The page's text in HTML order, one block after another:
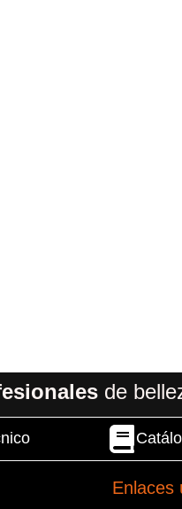
de
Enlaces